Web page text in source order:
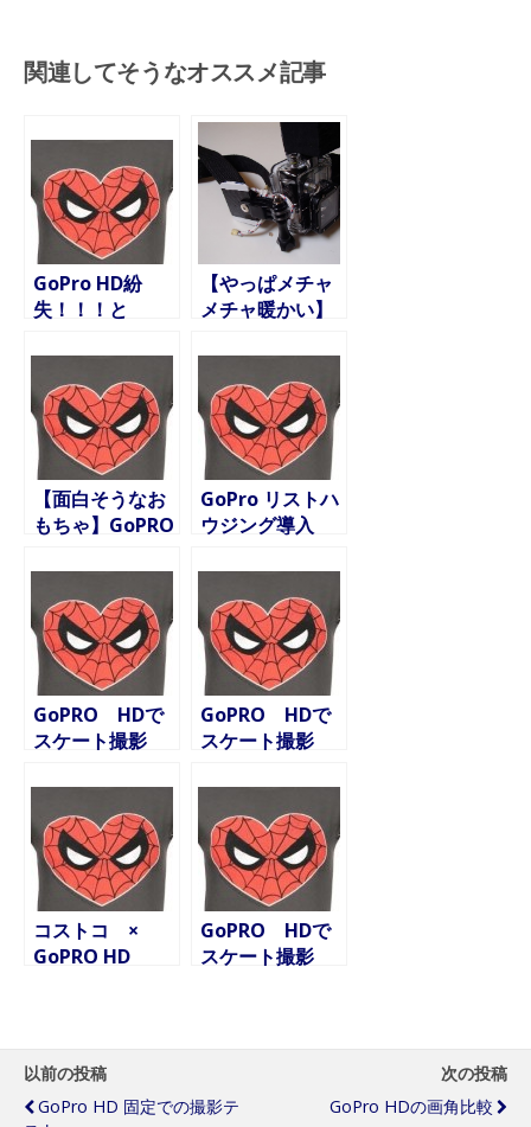
関連してそうなオススメ記事
GoPro HD紛
失！！！と
検討
【やっぱメチャ
メチャ暖かい】
撮影@千歳 with
GoPro HERO3
マウスピースマ
ウント(改)
【面白そうなお
もちゃ】GoPRO
BacPac+Wi-Fi
リモートコンボ
キットの使い方
GoPro リストハ
ウジング導入
GoPRO HDで
スケート撮影
GoPRO HDで
スケート撮影
コストコ ×
GoPRO HD
GoPRO HDで
スケート撮影
以前の投稿
GoPro HD 固定での撮影テ
次の投稿
GoPro HDの画角比較